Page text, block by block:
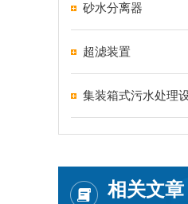
砂水分离器
超滤装置
集装箱式污水处理
相关文章